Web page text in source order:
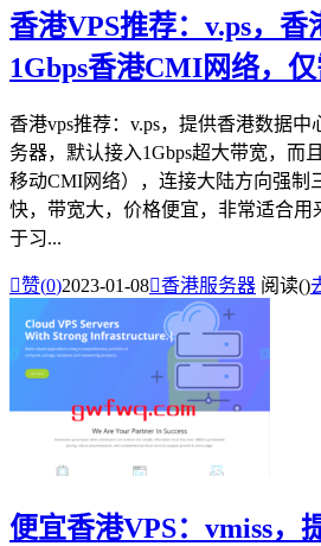
香港VPS推荐：v.ps，香
1Gbps香港CMI网络，
香港vps推荐：v.ps，提供香港数据中
务器，默认接入1Gbps超大带宽，而
移动CMI网络），连接大陆方向强制
快，带宽大，价格便宜，非常适合用
于习...
赞(0)2023-01-08香港服务器 阅读()
便宜香港VPS：vmiss，